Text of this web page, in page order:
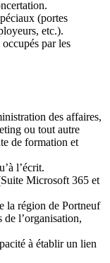
(portes
etc.).
par les
des affaires,
ou tout autre
de formation et
l’écrit.
Microsoft 365 et
la région de Portneuf
de l’organisation,
à établir un lien